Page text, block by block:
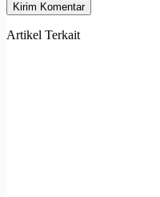
Kirim Komentar
Artikel Terkait